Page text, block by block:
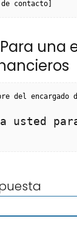
una
del
usted